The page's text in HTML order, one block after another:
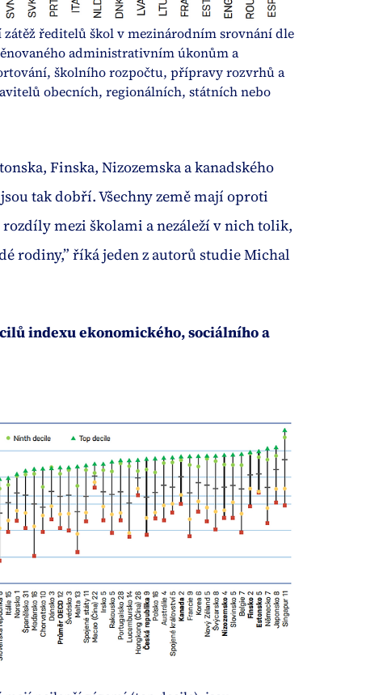
ředitelů škol v mezinárodním srovnání dle
administrativním úkonům a
školního rozpočtu, přípravy rozvrhů a
obecních, regionálních, státních nebo
Finska, Nizozemska a kanadského
tak dobří. Všechny země mají oproti
mezi školami a nezáleží v nich tolik,
rodiny,” říká jeden z autorů studie Michal
indexu ekonomického, sociálního a